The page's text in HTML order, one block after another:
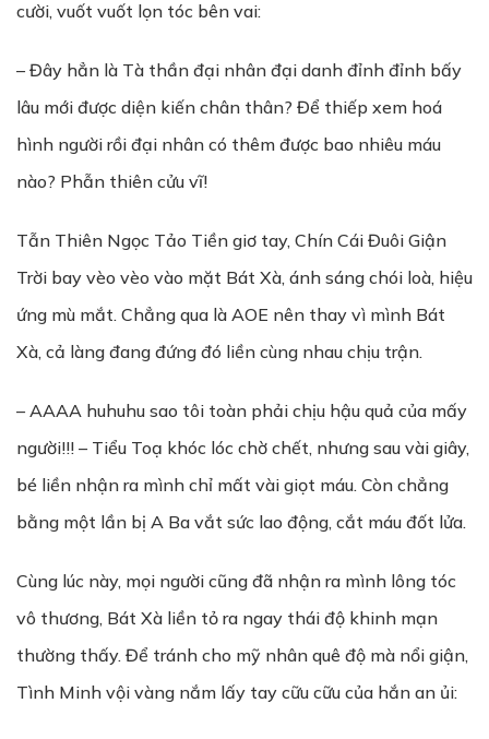
cười, vuốt vuốt lọn tóc bên vai:
– Đây hẳn là Tà thần đại nhân đại danh đỉnh đỉnh bấy
lâu mới được diện kiến chân thân? Để thiếp xem hoá
hình người rồi đại nhân có thêm được bao nhiêu máu
nào? Phẫn thiên cửu vĩ!
Tẫn Thiên Ngọc Tảo Tiền giơ tay, Chín Cái Đuôi Giận
Trời bay vèo vèo vào mặt Bát Xà, ánh sáng chói loà, hiệu
ứng mù mắt. Chẳng qua là AOE nên thay vì mình Bát
Xà, cả làng đang đứng đó liền cùng nhau chịu trận.
– AAAA huhuhu sao tôi toàn phải chịu hậu quả của mấy
người!!! – Tiểu Toạ khóc lóc chờ chết, nhưng sau vài giây,
bé liền nhận ra mình chỉ mất vài giọt máu. Còn chẳng
bằng một lần bị A Ba vắt sức lao động, cắt máu đốt lửa.
Cùng lúc này, mọi người cũng đã nhận ra mình lông tóc
vô thương, Bát Xà liền tỏ ra ngay thái độ khinh mạn
thường thấy. Để tránh cho mỹ nhân quê độ mà nổi giận,
Tình Minh vội vàng nắm lấy tay cữu cữu của hắn an ủi: